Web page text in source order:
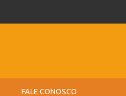
FALE CONOSCO